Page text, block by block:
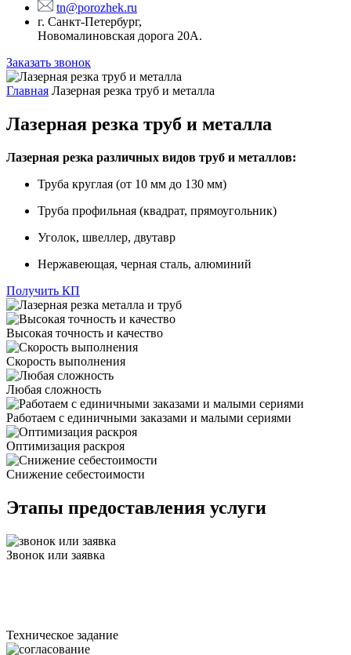
tn@porozhek.ru
г. Санкт-Петербург,
Новомалиновская дорога 20А.
Заказать звонок
Главная Лазерная резка труб и металла
Лазерная резка труб и металла
Лазерная резка различных видов труб и металлов:
Труба круглая (от 10 мм до 130 мм)
Труба профильная (квадрат, прямоугольник)
Уголок, швеллер, двутавр
Нержавеющая, черная сталь, алюминий
Получить КП
Высокая точность и качество
Скорость выполнения
Любая сложность
Работаем с единичными заказами и малыми сериями
Оптимизация раскроя
Снижение себестоимости
Этапы предоставления услуги
Звонок или заявка
Техническое задание